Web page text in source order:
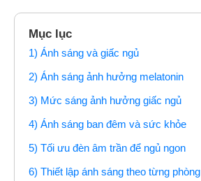
Mục lục
1) Ánh sáng và giấc ngủ
2) Ánh sáng ảnh hưởng melatonin
3) Mức sáng ảnh hưởng giấc ngủ
4) Ánh sáng ban đêm và sức khỏe
5) Tối ưu đèn âm trần để ngủ ngon
6) Thiết lập ánh sáng theo từng phòng